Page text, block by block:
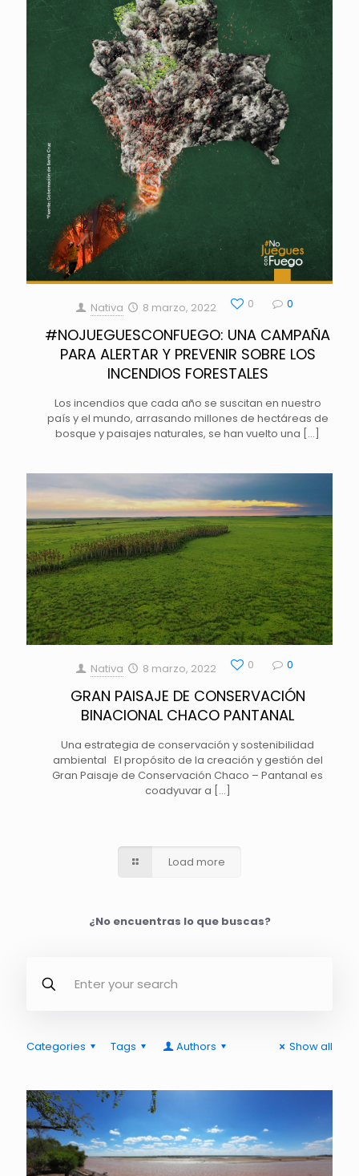
Nativa 8 marzo, 2022 0 0
#NOJUEGUESCONFUEGO: UNA CAMPAÑA
PARA ALERTAR Y PREVENIR SOBRE LOS
INCENDIOS FORESTALES
Los incendios que cada año se suscitan en nuestro
país y el mundo, arrasando millones de hectáreas de
bosque y paisajes naturales, se han vuelto una […]
Nativa 8 marzo, 2022 0 0
GRAN PAISAJE DE CONSERVACIÓN
BINACIONAL CHACO PANTANAL
Una estrategia de conservación y sostenibilidad
ambiental El propósito de la creación y gestión del
Gran Paisaje de Conservación Chaco – Pantanal es
coadyuvar a […]
Load more
¿No encuentras lo que buscas?
Categories Tags Authors Show all